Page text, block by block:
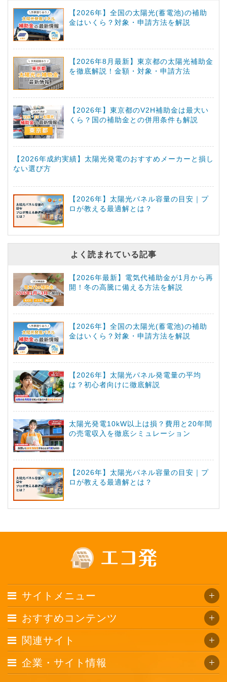
【2026年】全国の太陽光(蓄電池)の補助
金はいくら？対象・申請方法を解説
【2026年8月最新】東京都の太陽光補助金
を徹底解説！金額・対象・申請方法
【2026年】東京都のV2H補助金は最大い
くら？国の補助金との併用条件も解説
【2026年成約実績】太陽光発電のおすすめメーカーと損し
ない選び方
【2026年】太陽光パネル容量の目安｜プ
ロが教える最適解とは？
よく読まれている記事
【2026年最新】電気代補助金が1月から再
開！冬の高騰に備える方法を解説
【2026年】全国の太陽光(蓄電池)の補助
金はいくら？対象・申請方法を解説
【2026年】太陽光パネル発電量の平均
は？初心者向けに徹底解説
太陽光発電10kW以上は損？費用と20年間
の売電収入を徹底シミュレーション
【2026年】太陽光パネル容量の目安｜プ
ロが教える最適解とは？
サイトメニュー
おすすめコンテンツ
関連サイト
企業・サイト情報